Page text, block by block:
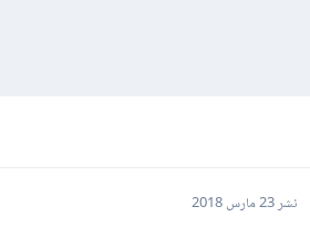
نشر23 مارس 2018